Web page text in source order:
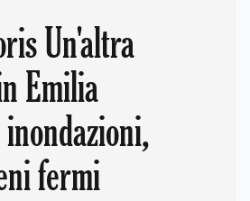
Un'altra
Emilia
fermi